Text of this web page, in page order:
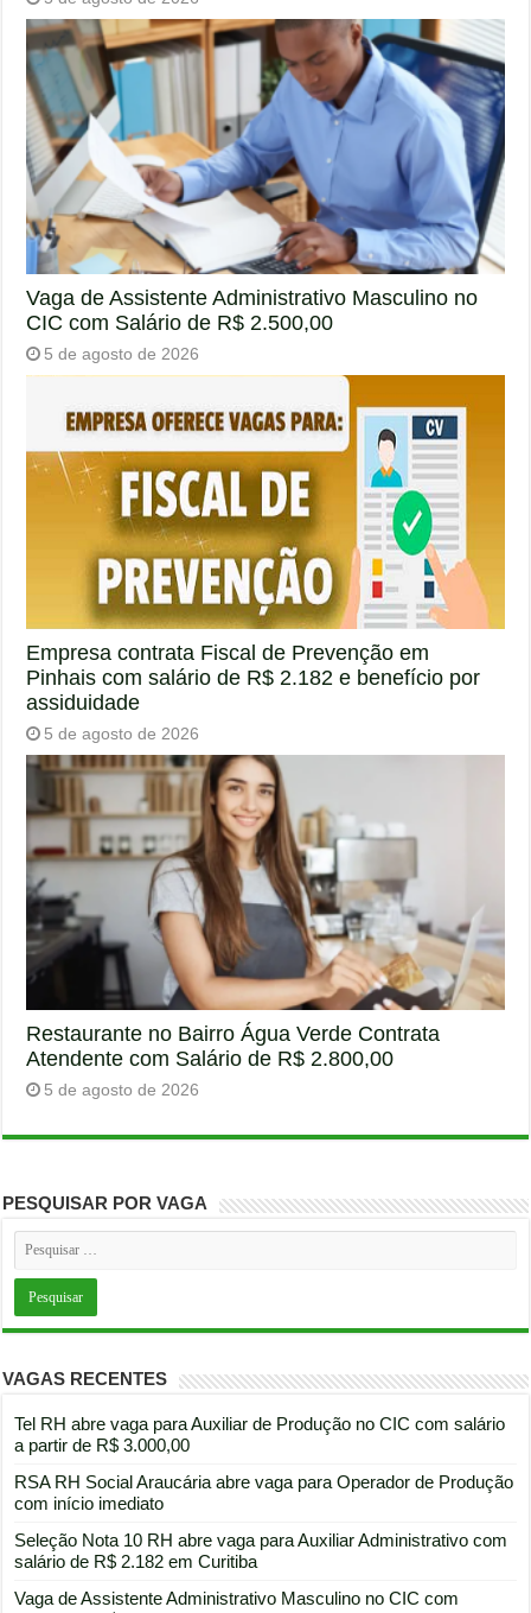
Vaga de Assistente Administrativo Masculino no
CIC com Salário de R$ 2.500,00
5 de agosto de 2026
Empresa contrata Fiscal de Prevenção em
Pinhais com salário de R$ 2.182 e benefício por
assiduidade
5 de agosto de 2026
Restaurante no Bairro Água Verde Contrata
Atendente com Salário de R$ 2.800,00
5 de agosto de 2026
PESQUISAR POR VAGA
VAGAS RECENTES
Tel RH abre vaga para Auxiliar de Produção no CIC com salário
a partir de R$ 3.000,00
RSA RH Social Araucária abre vaga para Operador de Produção
com início imediato
Seleção Nota 10 RH abre vaga para Auxiliar Administrativo com
salário de R$ 2.182 em Curitiba
Vaga de Assistente Administrativo Masculino no CIC com